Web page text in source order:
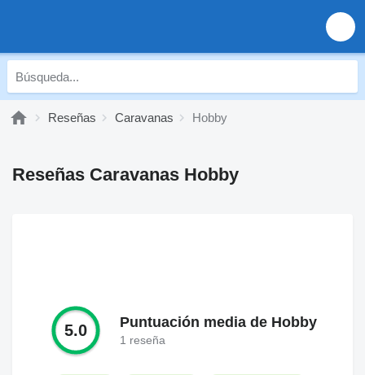
Reseñas Caravanas Hobby
Reseñas Caravanas Hobby
5.0 Puntuación media de Hobby
1 reseña